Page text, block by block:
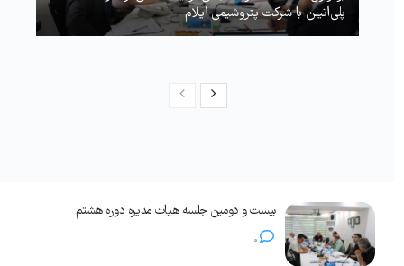
پلی‌اتیلن با شرکت پتروشیمی ایلام
بیست و دومین جلسه هیات مدیره دوره هشتم
0